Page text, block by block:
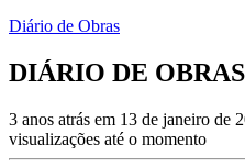
Diário de Obras
DIÁRIO DE OBRAS
3 anos atrás em 13 de janeiro de
visualizações até o momento